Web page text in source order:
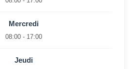
Mercredi
08:00 - 17:00
Jeudi